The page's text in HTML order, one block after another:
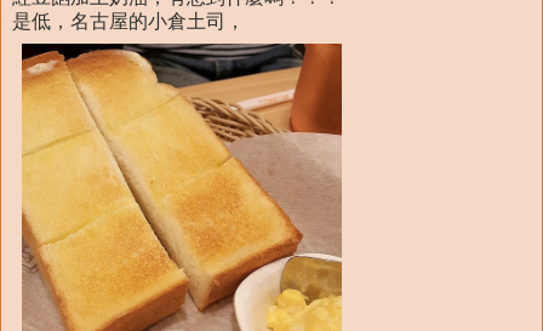
是低，名古屋的小倉土司，